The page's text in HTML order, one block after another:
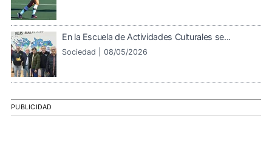
En la Escuela de Actividades Culturales se...
Sociedad | 08/05/2026
PUBLICIDAD